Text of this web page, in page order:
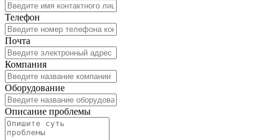
Телефон
Почта
Компания
Оборудование
Описание проблемы